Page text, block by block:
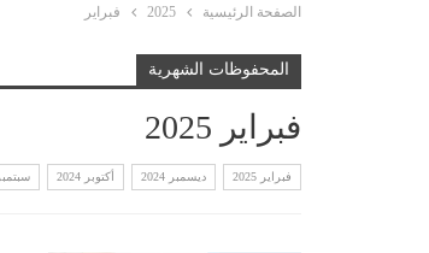
الصفحة الرئيسية 2025 فبراير
المحفوظات الشهرية
فبراير 2025
فبراير 2025 ديسمبر 2024 أكتوبر 2024 سبتمبر